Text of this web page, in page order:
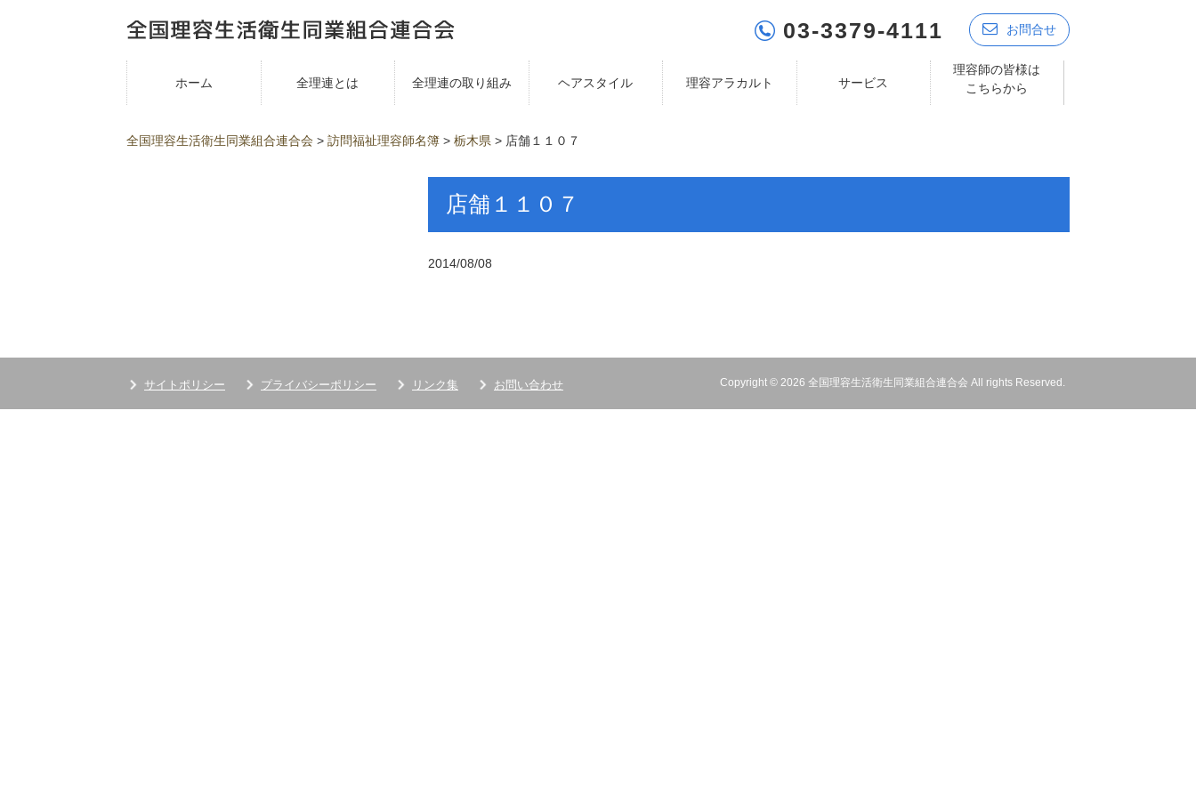
03-3379-4111 お問合せ
ホーム 全理連とは 全理連の取り組み ヘアスタイル 理容アラカルト サービス
理容師の皆様は
こちらから
全国理容生活衛生同業組合連合会 > 訪問福祉理容師名簿 > 栃木県 > 店舗１１０７
店舗１１０７
2014/08/08
サイトポリシー プライバシーポリシー リンク集 お問い合わせ Copyright © 2026 全国理容生活衛生同業組合連合会 All rights Reserved.